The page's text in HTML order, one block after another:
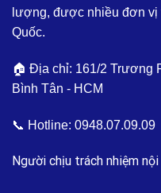
lượng, được nhiều đơn vị
Quốc.
🏠 Địa chỉ: 161/2 Trương
Bình Tân - HCM
📞 Hotline: 0948.07.09.09
Người chịu trách nhiệm